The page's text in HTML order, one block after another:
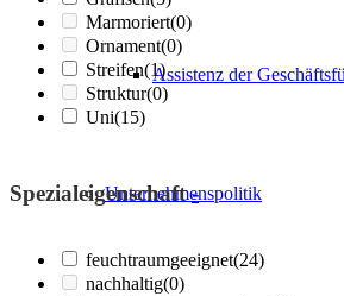
Assistenz der
Unternehmenspolitik
Marmoriert(0)
Ornament(0)
Streifen(1)
Struktur(0)
Uni(15)
Spezialeigenschaft-
feuchtraumgeeignet(24)
nachhaltig(0)